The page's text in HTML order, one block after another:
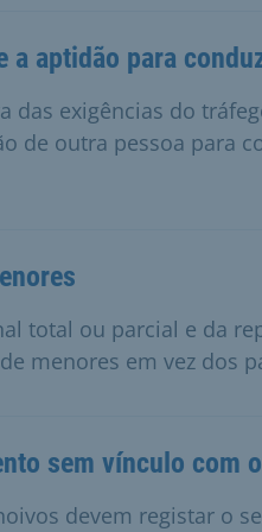
a aptidão para
das exigências do
de outra pessoa para
total ou parcial e da
menores em vez dos
sem vínculo com
devem registar o